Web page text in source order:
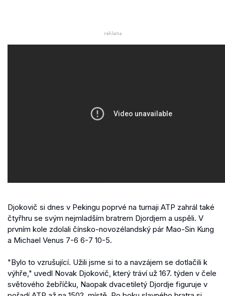
Djokovič si dnes v Pekingu poprvé na turnaji ATP zahrál také
čtyřhru se svým nejmladším bratrem Djordjem a uspěli. V
prvním kole zdolali čínsko-novozélandský pár Mao-Sin Kung
a Michael Venus 7-6 6-7 10-5.
"Bylo to vzrušující. Užili jsme si to a navzájem se dotlačili k
výhře," uvedl Novak Djokovič, který tráví už 167. týden v čele
světového žebříčku, Naopak dvacetiletý Djordje figuruje v